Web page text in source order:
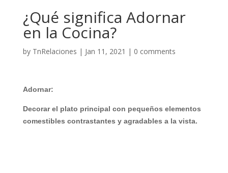
¿Qué significa Adornar
en la Cocina?
by TnRelaciones | Jan 11, 2021 | 0 comments
Adornar:
Decorar el plato principal con pequeños elementos
comestibles contrastantes y agradables a la vista.